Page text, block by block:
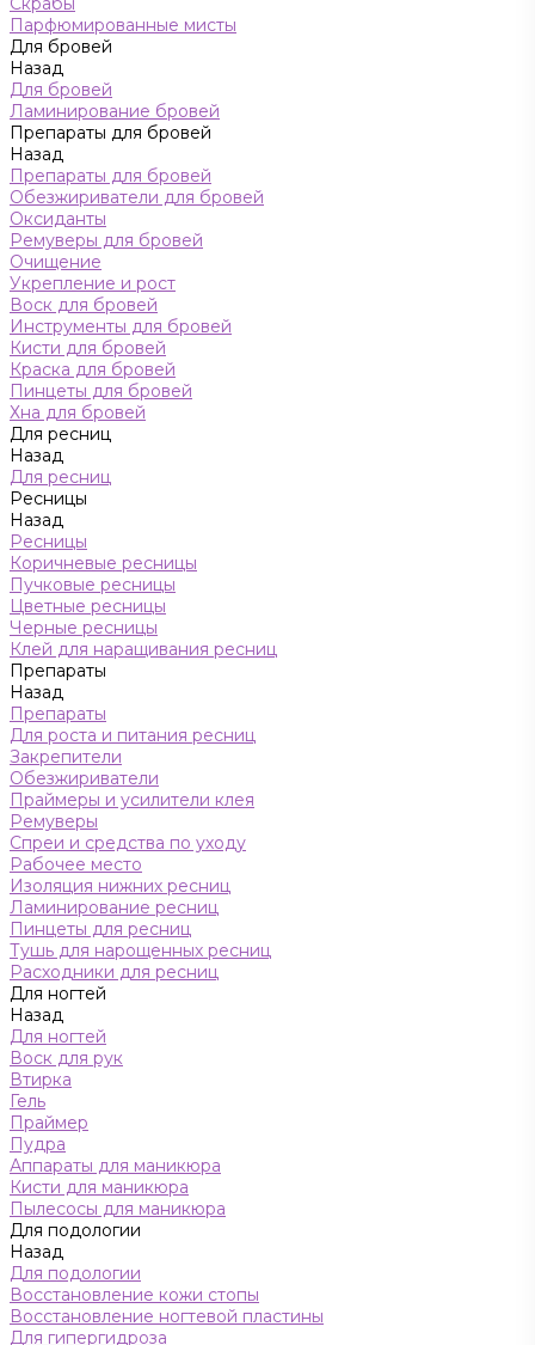
Парфюмированные мисты
Для бровей
Назад
Для бровей
Ламинирование бровей
Препараты для бровей
Назад
Препараты для бровей
Обезжириватели для бровей
Оксиданты
Ремуверы для бровей
Очищение
Укрепление и рост
Воск для бровей
Инструменты для бровей
Кисти для бровей
Краска для бровей
Пинцеты для бровей
Хна для бровей
Для ресниц
Назад
Для ресниц
Ресницы
Назад
Ресницы
Коричневые ресницы
Пучковые ресницы
Цветные ресницы
Черные ресницы
Клей для наращивания ресниц
Препараты
Назад
Препараты
Для роста и питания ресниц
Закрепители
Обезжириватели
Праймеры и усилители клея
Ремуверы
Спреи и средства по уходу
Рабочее место
Изоляция нижних ресниц
Ламинирование ресниц
Пинцеты для ресниц
Тушь для нарощенных ресниц
Расходники для ресниц
Для ногтей
Назад
Для ногтей
Воск для рук
Втирка
Гель
Праймер
Пудра
Аппараты для маникюра
Кисти для маникюра
Пылесосы для маникюра
Для подологии
Назад
Для подологии
Восстановление кожи стопы
Восстановление ногтевой пластины
Для гипергидроза